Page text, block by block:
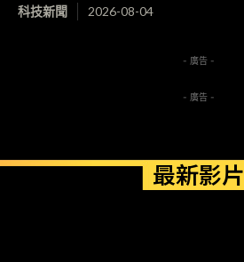
科技新聞 2026-08-04
- 廣告 -
- 廣告 -
最新影片